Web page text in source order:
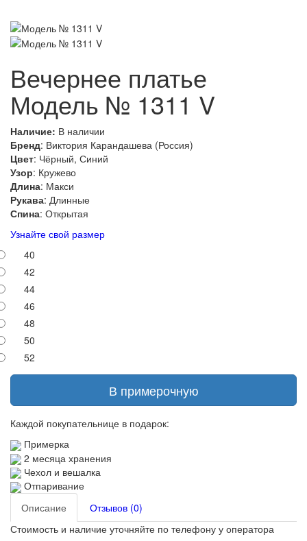
Вечернее платье
Модель № 1311 V
Наличие: В наличии
Бренд: Виктория Карандашева (Россия)
Цвет: Чёрный, Синий
Узор: Кружево
Длина: Макси
Рукава: Длинные
Спина: Открытая
Узнайте свой размер
40
42
44
46
48
50
52
В примерочную
Каждой покупательнице в подарок:
Примерка
2 месяца хранения
Чехол и вешалка
Отпаривание
Описание
Отзывов (0)
Стоимость и наличие уточняйте по телефону у оператора